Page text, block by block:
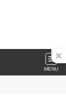
MENU